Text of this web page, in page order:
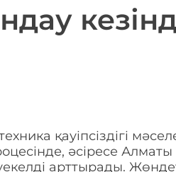
қауiпсiздiгi
әсiресе
арттырады. Жөндеу